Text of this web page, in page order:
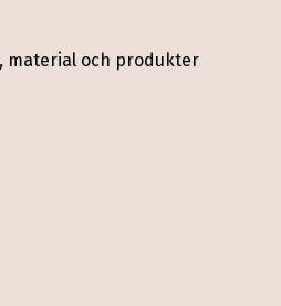
produkter och
material och produkter